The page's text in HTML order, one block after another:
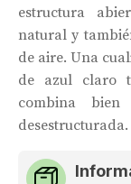
estructura
natural y
de aire. Una
de azul claro
combina
desestructurada.